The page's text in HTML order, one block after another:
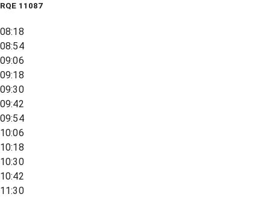
RQE 11087
08:18
08:54
09:06
09:18
09:30
09:42
09:54
10:06
10:18
10:30
10:42
11:30